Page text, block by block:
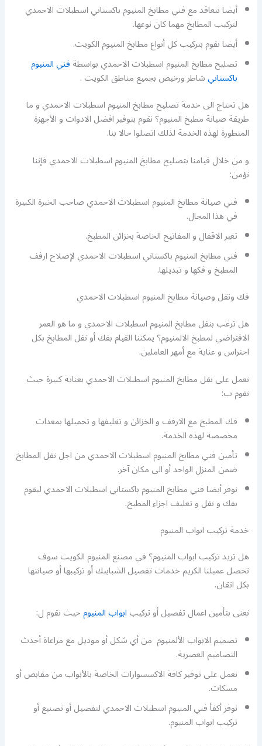
أيضا نتعاقد مع فني مطابخ المنيوم باكستاني اسطبلات الاحمدي
لتركيب المطابخ مهما كان نوعها.
أيضا نقوم بتركيب كل أنواع مطابخ المنيوم الكويت.
تصليح مطابخ المنيوم اسطبلات الاحمدي بواسطةفني المنيوم
باكستانيشاطر ورخيص بجميع مناطق الكويت .
هل تحتاج الى خدمة تصليح مطابخ المنيوم اسطبلات الاحمدي و ما
طريقة صيانة مطبخ المنيوم؟ نقوم بتوفير افضل الادوات و الأجهزة
المتطورة لهذه الخدمة لذلك اتصلوا حالا بنا.
و من خلال قيامنا بتصليح مطابخ المنيوم اسطبلات الاحمدي فإننا
نؤمن:
فني صيانة مطابخ المنيوم اسطبلات الاحمدي صاحب الخبرة الكبيرة
في هذا المجال.
تغير الاقفال و المفاتيح الخاصة بخزائن المطبخ.
فني مطابخ المنيوم باكستاني اسطبلات الاحمدي لإصلاح ارفف
المطبخ و فكها و تبديلها.
فك ونقل وصيانة مطابخ المنيوم اسطبلات الاحمدي
هل ترغب بنقل مطابخ المنيوم اسطبلات الاحمدي و ما هو العمر
الافتراضي لمطبخ الالمنيوم؟ يمكننا القيام بفك أو نقل المطابخ بكل
احتراس و عناية مع أمهر العاملين.
نعمل على نقل مطابخ المنيوم اسطبلات الاحمدي بعناية كبيرة حيث
نقوم ب:
فك المطبخ مع الارفف و الخزائن و تغليفها و تحميلها بمعدات
مخصصة لهذه الخدمة.
تأمين فني مطابخ المنيوم اسطبلات الاحمدي من اجل نقل المطابخ
ضمن المنزل الواحد أو الى مكان آخر.
نوفر أيضا فني مطابخ المنيوم باكستاني اسطبلات الاحمدي ليقوم
بفك و نقل و تغليف اجزاء المطبخ.
خدمة تركيب ابواب المنيوم
هل تريد تركيب ابواب المنيوم؟ في مصنع المنيوم الكويت سوف
تحصل عميلنا الكريم خدمات تفصيل الشبابيك أو تركيبها أو صيانتها
بكل اتقان.
نعنى بتأمين اعمال تفصيل أو تركيبابواب المنيومحيث نقوم ل:
تصميم الابواب الألمنيوم من أي شكل أو موديل مع مراعاة أحدث
التصاميم العصرية.
نعمل على توفير كافة الاكسسوارات الخاصة بالأبواب من مقابض أو
مسكات.
نوفر أكفأ فني المنيوم اسطبلات الاحمدي لتفصيل أو تصنيع أو
تركيب ابواب المنيوم.